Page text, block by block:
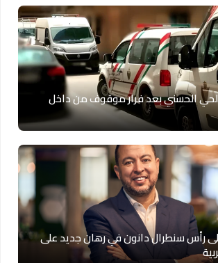
الحسني بعد فرار موقوف من داخل
رأس سنطرال دانون في رهان جديد على